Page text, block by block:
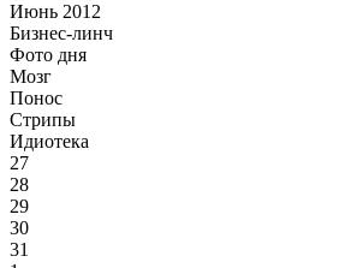
Июнь 2012
Бизнес-линч
Фото дня
Мозг
Понос
Стрипы
Идиотека
27
28
29
30
31